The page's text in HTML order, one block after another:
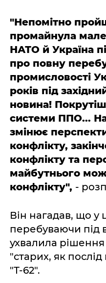
"Непомітно
промайнула
НАТО й Україна
про повну
промисловості
років під
новина!
системи ППО...
змінює
конфлікту,
конфлікту та
майбутнього
конфлікту", -
Він нагадав, що у
перебуваючи під
ухвалила
"старих, як
"Т-62".